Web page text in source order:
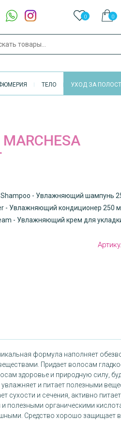
0 0
ТЕЛО УХОД ЗА
MARCHESA
Shampoo - Увлажняющий шампунь
- Увлажняющий кондиционер 250
- Увлажняющий крем для
формула наполняет
Придает волосам
здоровье и природную силу,
и питает полезными
сухости и сечения, активно питает,
полезными органическими
Средство хорошо защищает